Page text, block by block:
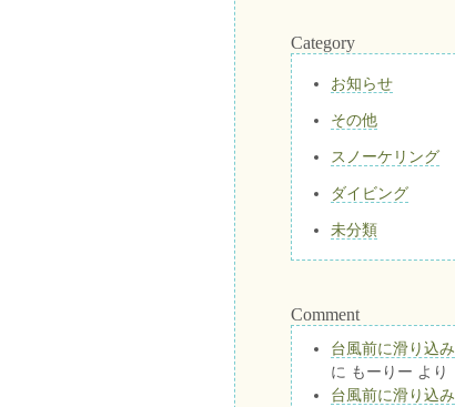
Category
お知らせ
その他
スノーケリング
ダイビング
未分類
Comment
台風前に滑り込み
に もーりー より
台風前に滑り込み